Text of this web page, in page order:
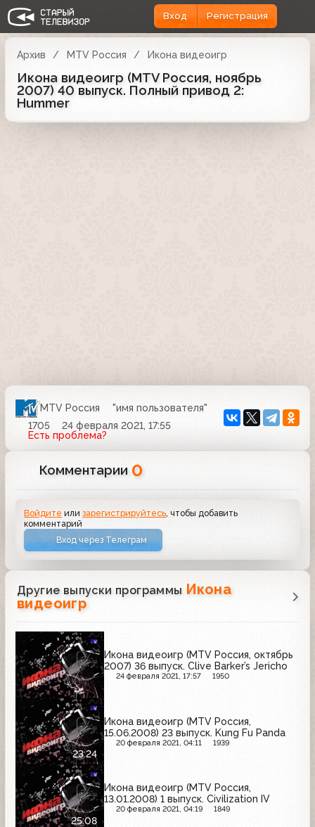
Вход Регистрация
Архив MTV Россия Икона видеоигр
Икона видеоигр (MTV Россия, ноябрь
2007) 40 выпуск. Полный привод 2:
Hummer
MTV Россия
"имя пользователя"
1705
24 февраля 2021, 17:55
Есть проблема?
Комментарии 0
Войдите илизарегистрируйтесь , чтобы добавить
комментарий
Вход через Телеграм
Другие выпуски программы Икона
видеоигр
Икона видеоигр (MTV Россия, октябрь
2007) 36 выпуск. Clive Barker’s Jericho
24 февраля 2021, 17:57 1950
23:24
Икона видеоигр (MTV Россия,
15.06.2008) 23 выпуск. Kung Fu Panda
20 февраля 2021, 04:11 1939
25:08
Икона видеоигр (MTV Россия,
13.01.2008) 1 выпуск. Civilization IV
20 февраля 2021, 04:19 1849